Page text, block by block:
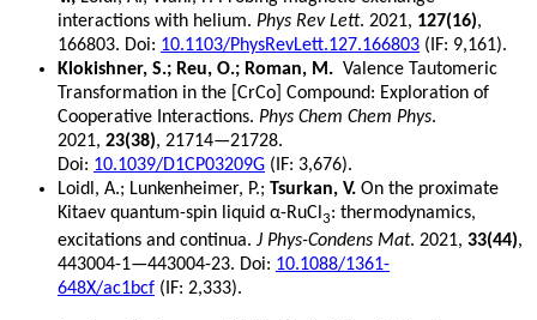
interactions with helium. Phys Rev Lett. 2021, 127(16),
166803. Doi: 10.1103/PhysRevLett.127.166803 (IF: 9,161).
Klokishner, S.; Reu, O.; Roman, M. Valence Tautomeric
Transformation in the [CrCo] Compound: Exploration of
Cooperative Interactions. Phys Chem Chem Phys.
2021, 23(38), 21714—21728.
Doi: 10.1039/D1CP03209G (IF: 3,676).
Loidl, A.; Lunkenheimer, P.; Tsurkan, V. On the proximate
Kitaev quantum-spin liquid α-RuCl 3: thermodynamics,
excitations and continua. J Phys-Condens Mat. 2021, 33(44),
443004-1—443004-23. Doi: 10.1088/1361-
648X/ac1bcf (IF: 2,333).